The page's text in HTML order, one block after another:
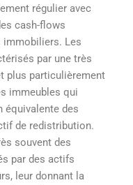
régulier avec
cash-flows
immobiliers. Les
par une très
plus particulièrement
immeubles qui
équivalente des
de redistribution.
souvent des
par des actifs
leur donnant la